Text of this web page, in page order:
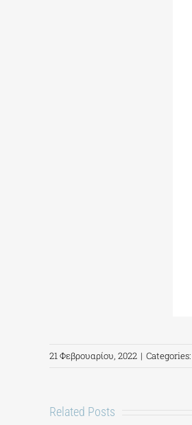
21 Φεβρουαρίου, 2022 | Categories:
Related Posts